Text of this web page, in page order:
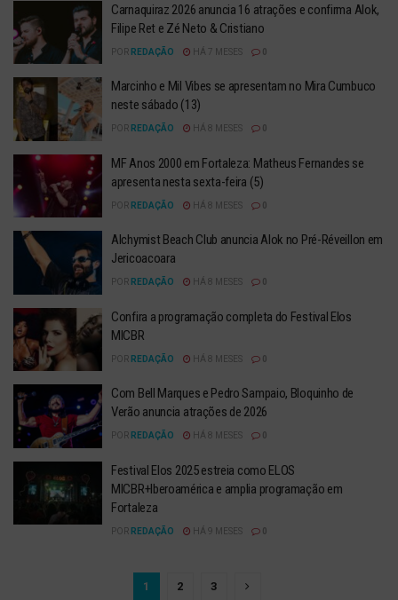
Carnaquiraz 2026 anuncia 16 atrações e confirma Alok,
Filipe Ret e Zé Neto & Cristiano
POR REDAÇÃO HÁ 7 MESES
Marcinho e Mil Vibes se apresentam no Mira Cumbuco
neste sábado (13)
POR REDAÇÃO HÁ 8 MESES
MF Anos 2000 em Fortaleza: Matheus Fernandes se
apresenta nesta sexta-feira (5)
POR REDAÇÃO HÁ 8 MESES
Alchymist Beach Club anuncia Alok no Pré-Réveillon em
Jericoacoara
POR REDAÇÃO HÁ 8 MESES
Confira a programação completa do Festival Elos
MICBR
POR REDAÇÃO HÁ 8 MESES
Com Bell Marques e Pedro Sampaio, Bloquinho de
Verão anuncia atrações de 2026
POR REDAÇÃO HÁ 8 MESES
Festival Elos 2025 estreia como ELOS
MICBR+Iberoamérica e amplia programação em
Fortaleza
POR REDAÇÃO HÁ 9 MESES
1 2 3